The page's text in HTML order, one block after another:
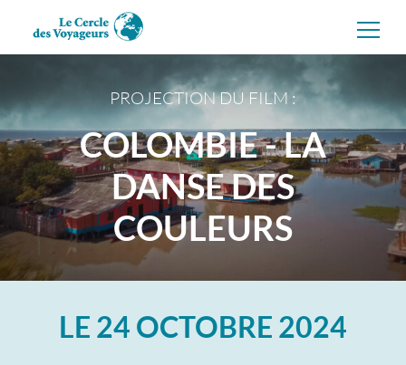
directement
contenu
PROJECTION DU FILM :
COLOMBIE - LA
DANSE DES
COULEURS
LE 24 OCTOBRE 2024